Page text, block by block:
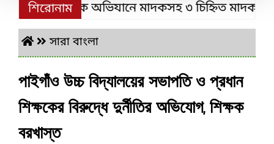
শিরোনাম
ডিবির পৃথক অভিযানে মাদকসহ ৩ চিহ্নিত মাদক
সারা বাংলা
পাইগাঁও উচ্চ বিদ্যালয়ের সভাপতি ও প্রধান
শিক্ষকের বিরুদ্ধে দুর্নীতির অভিযোগ, শিক্ষক
বরখাস্ত